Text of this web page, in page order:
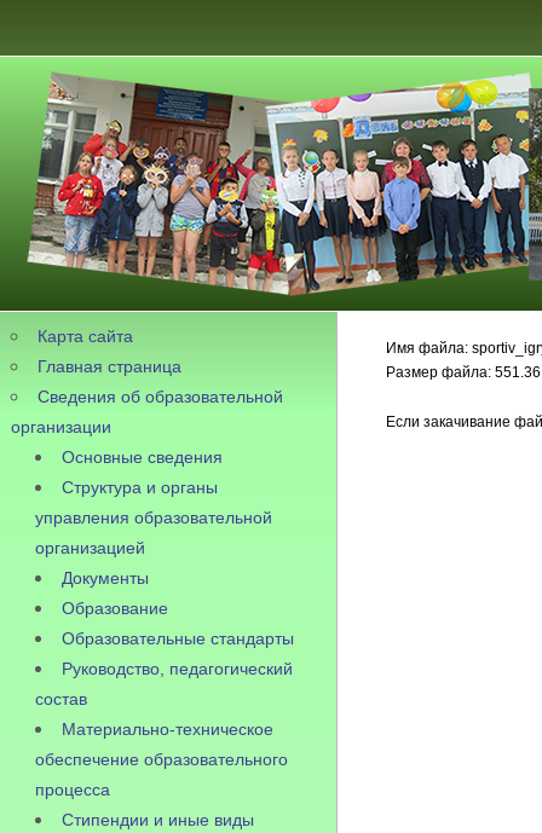
Карта сайта
Главная страница
Сведения об образовательной
организации
Основные сведения
Структура и органы
управления образовательной
организацией
Документы
Образование
Образовательные стандарты
Руководство, педагогический
состав
Материально-техническое
обеспечение образовательного
процесса
Стипендии и иные виды
Имя файла:
Размер файла:
Если закачивание